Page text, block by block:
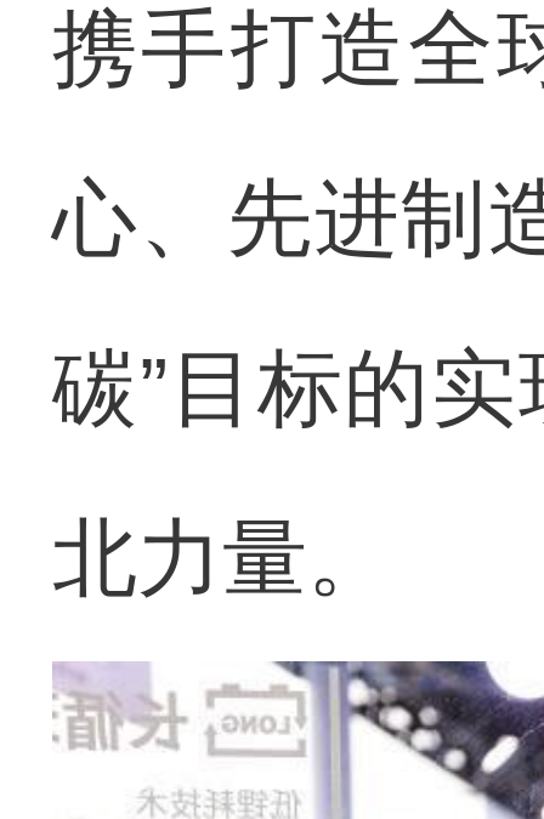
携手打造全
心、先进制
碳”目标的
北力量。